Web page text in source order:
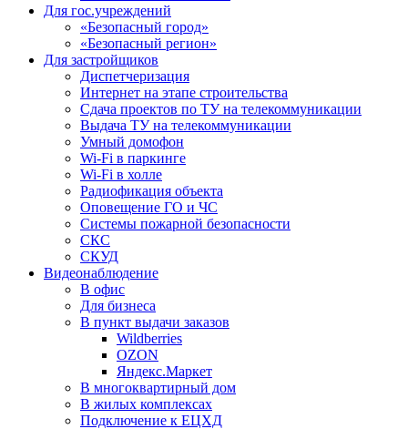
Для гос.учреждений
«Безопасный город»
«Безопасный регион»
Для застройщиков
Диспетчеризация
Интернет на этапе строительства
Сдача проектов по ТУ на телекоммуникации
Выдача ТУ на телекоммуникации
Умный домофон
Wi-Fi в паркинге
Wi-Fi в холле
Радиофикация объекта
Оповещение ГО и ЧС
Системы пожарной безопасности
СКС
СКУД
Видеонаблюдение
В офис
Для бизнеса
В пункт выдачи заказов
Wildberries
OZON
Яндекс.Маркет
В многоквартирный дом
В жилых комплексах
Подключение к ЕЦХД